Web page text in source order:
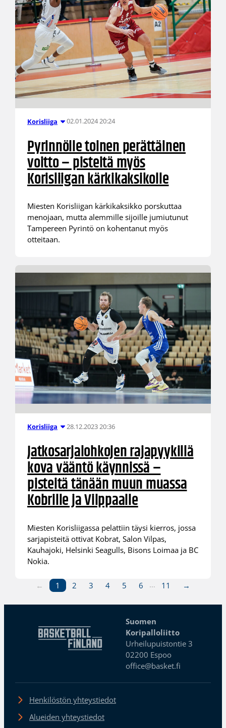
Korisliiga 02.01.2024 20:24
Pyrinnölle toinen perättäinen
voitto – pisteitä myös
Korisliigan kärkikaksikolle
Miesten Korisliigan kärkikaksikko porskuttaa
menojaan, mutta alemmille sijoille jumiutunut
Tampereen Pyrintö on kohentanut myös
otteitaan.
Korisliiga 28.12.2023 20:36
Jatkosarjalohkojen rajapyykillä
kova vääntö käynnissä –
pisteitä tänään muun muassa
Kobrille ja Vilppaalle
Miesten Korisliigassa pelattiin täysi kierros, jossa
sarjapisteitä ottivat Kobrat, Salon Vilpas,
Kauhajoki, Helsinki Seagulls, Bisons Loimaa ja BC
Nokia.
← 1 2 3 4 5 6 … 11 →
Suomen
Koripalloliitto
Urheilupuistontie 3
02200 Espoo
office@basket.fi
Henkilöstön yhteystiedot
Alueiden yhteystiedot